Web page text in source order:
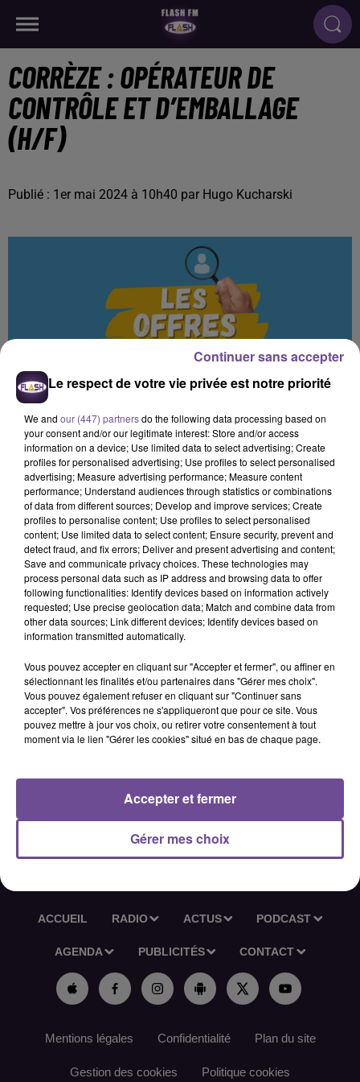
CORRÈZE : OPÉRATEUR DE
CONTRÔLE ET D’EMBALLAGE
(H/F)
Publié : 1er mai 2024 à 10h40 par Hugo Kucharski
Une société basée à Malemort
recherche un Opérateur de contrôle et
d’emballage (H/F).
Une société basée à Malemort recherche un Opérateur de
contrôle et d’emballage (H/F). Vos missions : réceptionner
dans le système, ou encore réaliser l’emballage des matériels
et enregistrer les opérations et contrôles effectués sur les
documents de production. Le poste est à temps complet, en
CDI. Les débutants sont acceptés.
ACCUEIL RADIO ACTUS PODCAST
AGENDA PUBLICITÉS CONTACT
Mentions légales Confidentialité Plan du site
Gestion des cookies Politique cookies
Le respect de votre vie privée est notre priorité
We and our (447) partnersdo the following data processing based on
your consent and/or our legitimate interest: Store and/or access
information on a device; Use limited data to select advertising; Create
profiles for personalised advertising; Use profiles to select personalised
advertising; Measure advertising performance; Measure content
performance; Understand audiences through statistics or combinations
of data from different sources; Develop and improve services; Create
profiles to personalise content; Use profiles to select personalised
content; Use limited data to select content; Ensure security, prevent and
detect fraud, and fix errors; Deliver and present advertising and content;
Save and communicate privacy choices. These technologies may
process personal data such as IP address and browsing data to offer
following functionalities: Identify devices based on information actively
requested; Use precise geolocation data; Match and combine data from
other data sources; Link different devices; Identify devices based on
information transmitted automatically.
Vous pouvez accepter en cliquant sur "Accepter et fermer", ou affiner en
sélectionnant les finalités et/ou partenaires dans "Gérer mes choix".
Vous pouvez également refuser en cliquant sur "Continuer sans
accepter". Vos préférences ne s'appliqueront que pour ce site. Vous
pouvez mettre à jour vos choix, ou retirer votre consentement à tout
moment via le lien "Gérer les cookies" situé en bas de chaque page.
Gérer mes choix
Accepter et fermer
Continuer sans accepter